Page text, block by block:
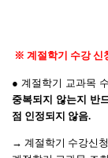
※ 계절학기 수강 신
● 계절학기 교과목
중복되지 않는지 반
점 인정되지 않음.
→ 계절학기 수강신